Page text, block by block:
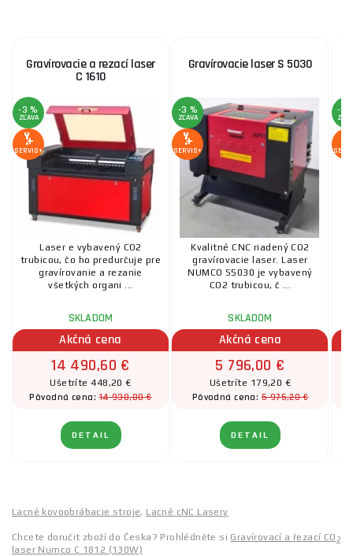
Gravírovacie a rezací laser
C 1610
-3 %
ZĽAVA
SERVIS+
Laser e vybavený CO2
trubicou, čo ho predurčuje pre
gravírovanie a rezanie
všetkých organi ...
SKLADOM
Akčná cena
14 490,60 €
Ušetríte 448,20 €
Pôvodná cena:14 938,80 €
DETAIL
Gravírovacie laser S 5030
-3 %
ZĽAVA
SERVIS+
Kvalitné CNC riadený CO2
gravírovacie laser. Laser
NUMCO S5030 je vybavený
CO2 trubicou, č ...
SKLADOM
Akčná cena
5 796,00 €
Ušetríte 179,20 €
Pôvodná cena:5 975,20 €
DETAIL
-3
Lacné kovoobrábacie stroje, Lacné cNC Lasery
Chcete doručit zboží do Česka? Prohlédněte si Gravírovací a řezací CO2
laser Numco C 1812 (130W)